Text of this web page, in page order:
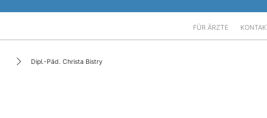
FÜR ÄRZTE
Dipl.-Päd. Christa Bistry